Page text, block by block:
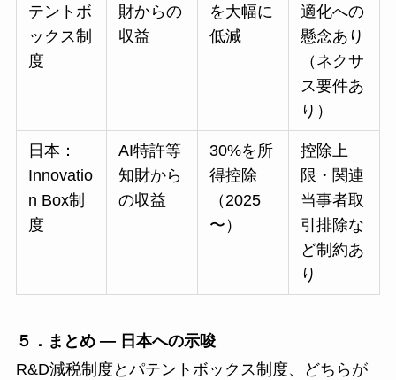
テントボ
ックス制
度
財からの
収益
を大幅に
低減
適化への
懸念あり
（ネクサ
ス要件あ
り）
日本：
Innovatio
n Box制
度
AI特許等
知財から
の収益
30%を所
得控除
（2025
〜）
控除上
限・関連
当事者取
引排除な
ど制約あ
り
５．まとめ ― 日本への示唆
R&D減税制度とパテントボックス制度、どちらが